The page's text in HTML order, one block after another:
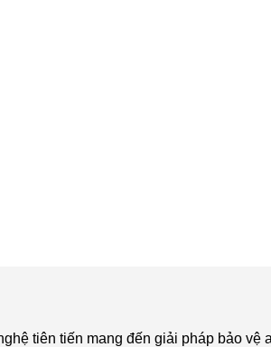
tiên tiến mang đến giải pháp bảo vệ